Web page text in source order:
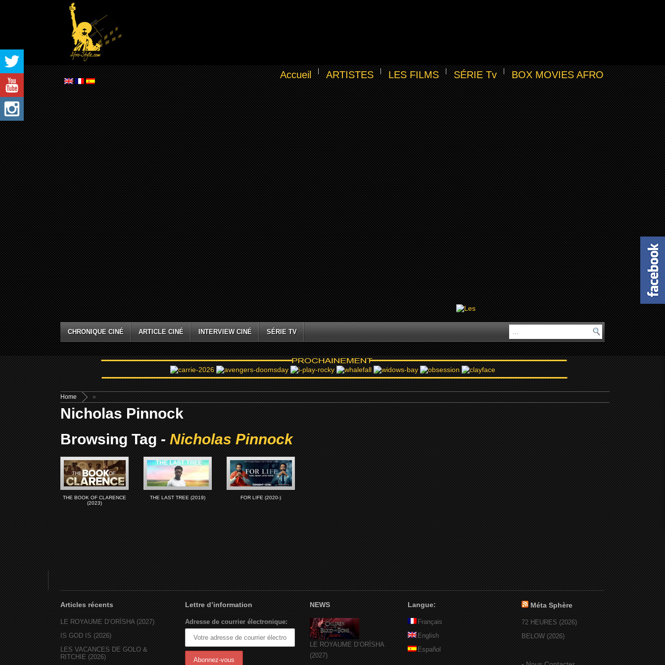
Accueil ARTISTES LES FILMS SÉRIE Tv BOX MOVIES AFRO
CHRONIQUE CINÉ ARTICLE CINÉ INTERVIEW CINÉ SÉRIE TV
Home »
Nicholas Pinnock
Browsing Tag -Nicholas Pinnock
THE BOOK OF CLARENCE
(2023)
THE LAST TREE (2019) FOR LIFE (2020-)
Articles récents
LE ROYAUME D’ORÏSHA (2027)
IS GOD IS (2026)
LES VACANCES DE GOLO &
RITCHIE (2026)
Lettre d’information
Adresse de courrier électronique:
NEWS
LE ROYAUME D’ORÏSHA
(2027)
Langue:
Français
English
Español
Méta Sphère
72 HEURES (2026)
BELOW (2026)